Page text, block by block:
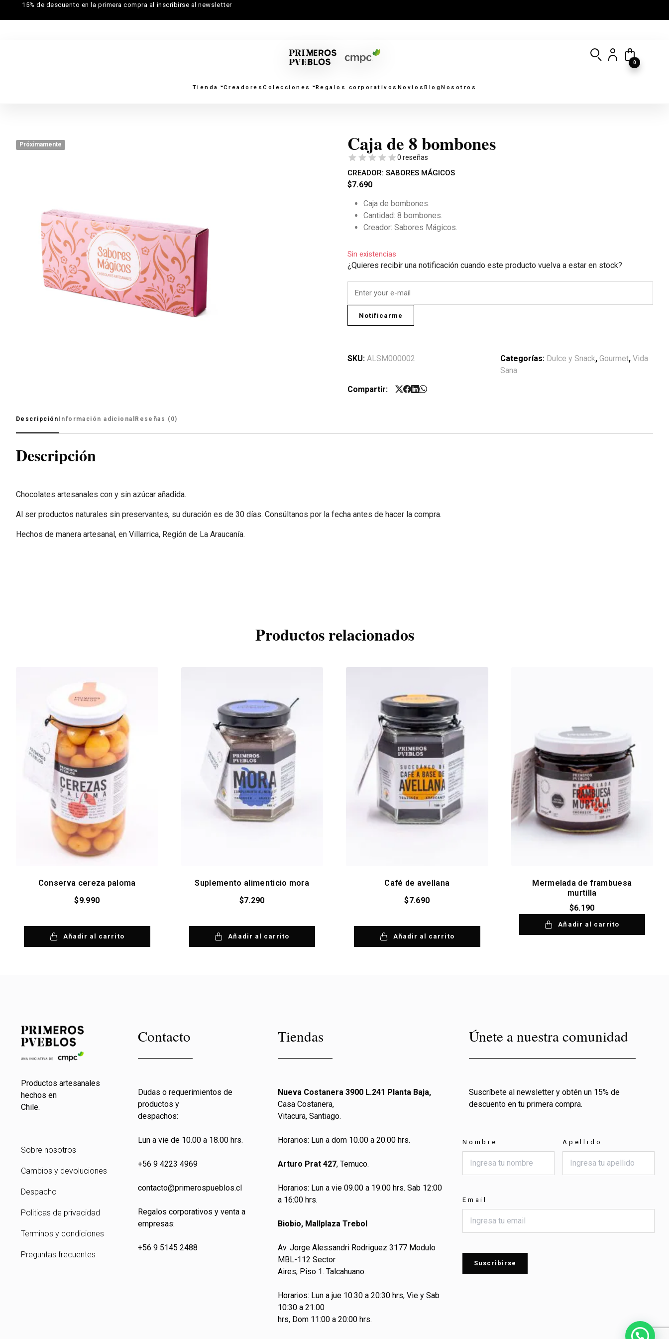
15% de descuento en la primera compra al inscribirse al newsletter
Tienda CreadoresColecciones Regalos corporativos NoviosBlogNosotros
0
Próximamente Caja de 8 bombones
0 reseñas
CREADOR: SABORES MÁGICOS
$7.690
Caja de bombones.
Cantidad: 8 bombones.
Creador: Sabores Mágicos.
Sin existencias
¿Quieres recibir una notificación cuando este producto vuelva a estar en stock?
Notificarme
SKU: ALSM000002 Categorías: Dulce y Snack, Gourmet, Vida
Sana
Compartir:
Descripción Información adicional Reseñas (0)
Descripción
Chocolates artesanales con y sin azúcar añadida.
Al ser productos naturales sin preservantes, su duración es de 30 días. Consúltanos por la fecha antes de hacer la compra.
Hechos de manera artesanal, en Villarrica, Región de La Araucanía.
Productos relacionados
Conserva cereza paloma
$9.990
Añadir al carrito
Suplemento alimenticio mora
$7.290
Añadir al carrito
Café de avellana
$7.690
Añadir al carrito
Mermelada de frambuesa
murtilla
$6.190
Añadir al carrito
Productos artesanales
hechos en
Chile.
Sobre nosotros
Cambios y devoluciones
Despacho
Politicas de privacidad
Terminos y condiciones
Preguntas frecuentes
Contacto
Dudas o requerimientos de
productos y
despachos:
Lun a vie de 10.00 a 18.00 hrs.
+56 9 4223 4969
contacto@primerospueblos.cl
Regalos corporativos y venta a
empresas:
+56 9 5145 2488
Tiendas
Nueva Costanera 3900 L.241 Planta Baja,
Casa Costanera,
Vitacura, Santiago.
Horarios: Lun a dom 10.00 a 20.00 hrs.
Arturo Prat 427, Temuco.
Horarios: Lun a vie 09.00 a 19.00 hrs. Sab 12:00
a 16:00 hrs.
Biobio, Mallplaza Trebol
Av. Jorge Alessandri Rodriguez 3177 Modulo
MBL-112 Sector
Aires, Piso 1. Talcahuano.
Horarios: Lun a jue 10:30 a 20:30 hrs, Vie y Sab
10:30 a 21:00
hrs, Dom 11:00 a 20:00 hrs.
Únete a nuestra comunidad
Suscríbete al newsletter y obtén un 15% de
descuento en tu primera compra.
Nombre Apellido
Email
Suscribirse